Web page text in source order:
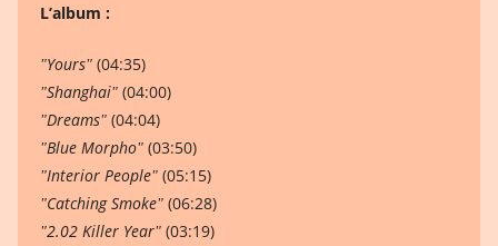
L’album :
ʺYoursʺ (04:35)
ʺShanghaiʺ (04:00)
ʺDreamsʺ (04:04)
ʺBlue Morphoʺ (03:50)
ʺInterior Peopleʺ (05:15)
ʺCatching Smokeʺ (06:28)
ʺ2.02 Killer Yearʺ (03:19)